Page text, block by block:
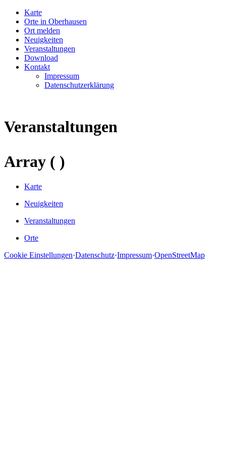
Karte
Orte in Oberhausen
Ort melden
Neuigkeiten
Veranstaltungen
Download
Kontakt
Impressum
Datenschutzerklärung
Veranstaltungen
Array ( )
Karte
Neuigkeiten
Veranstaltungen
Orte
Cookie Einstellungen·Datenschutz·Impressum·OpenStreetMap